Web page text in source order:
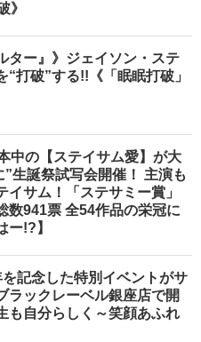
》
ター』》ジェイソン・ステ
“打破”する!!《「眠眠打破」
中の【ステイサム愛】が大
”生誕祭試写会開催！ 主演も
イサム！「ステサミー賞」
数941票 全54作品の栄冠に
ー!?】
記念した特別イベントがサ
ラックレーベル銀座店で開
自分らしく～笑顔あふれ